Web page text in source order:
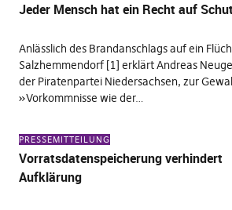
Jeder Mensch hat ein Recht auf
Anlässlich des Brandanschlags auf ein
Salzhemmendorf [1] erklärt Andreas
der Piratenpartei Niedersachsen, zur
»Vorkommnisse wie der…
PRESSEMITTEILUNG
Vorratsdatenspeicherung verhindert
Aufklärung